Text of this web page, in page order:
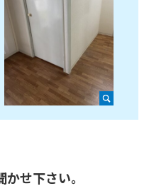
せ下さい。